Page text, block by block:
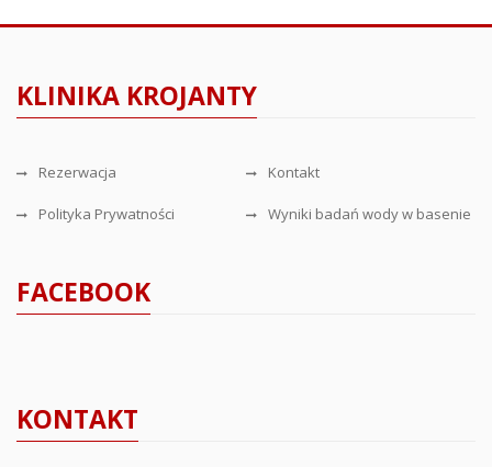
KLINIKA KROJANTY
Rezerwacja Kontakt
Polityka Prywatności Wyniki badań wody w basenie
FACEBOOK
KONTAKT